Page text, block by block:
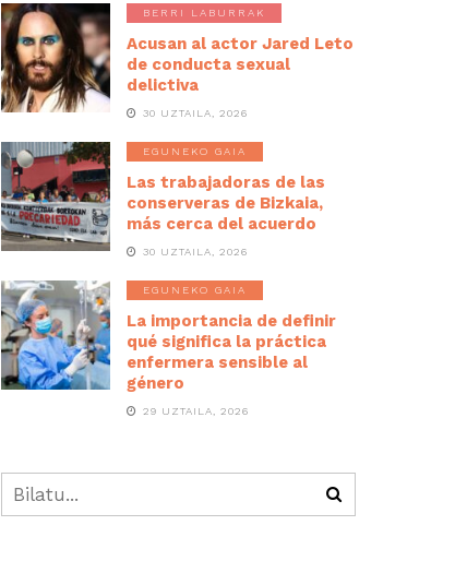
BERRI LABURRAK
Acusan al actor Jared Leto
de conducta sexual
delictiva
30 UZTAILA, 2026
EGUNEKO GAIA
Las trabajadoras de las
conserveras de Bizkaia,
más cerca del acuerdo
30 UZTAILA, 2026
EGUNEKO GAIA
La importancia de definir
qué significa la práctica
enfermera sensible al
género
29 UZTAILA, 2026